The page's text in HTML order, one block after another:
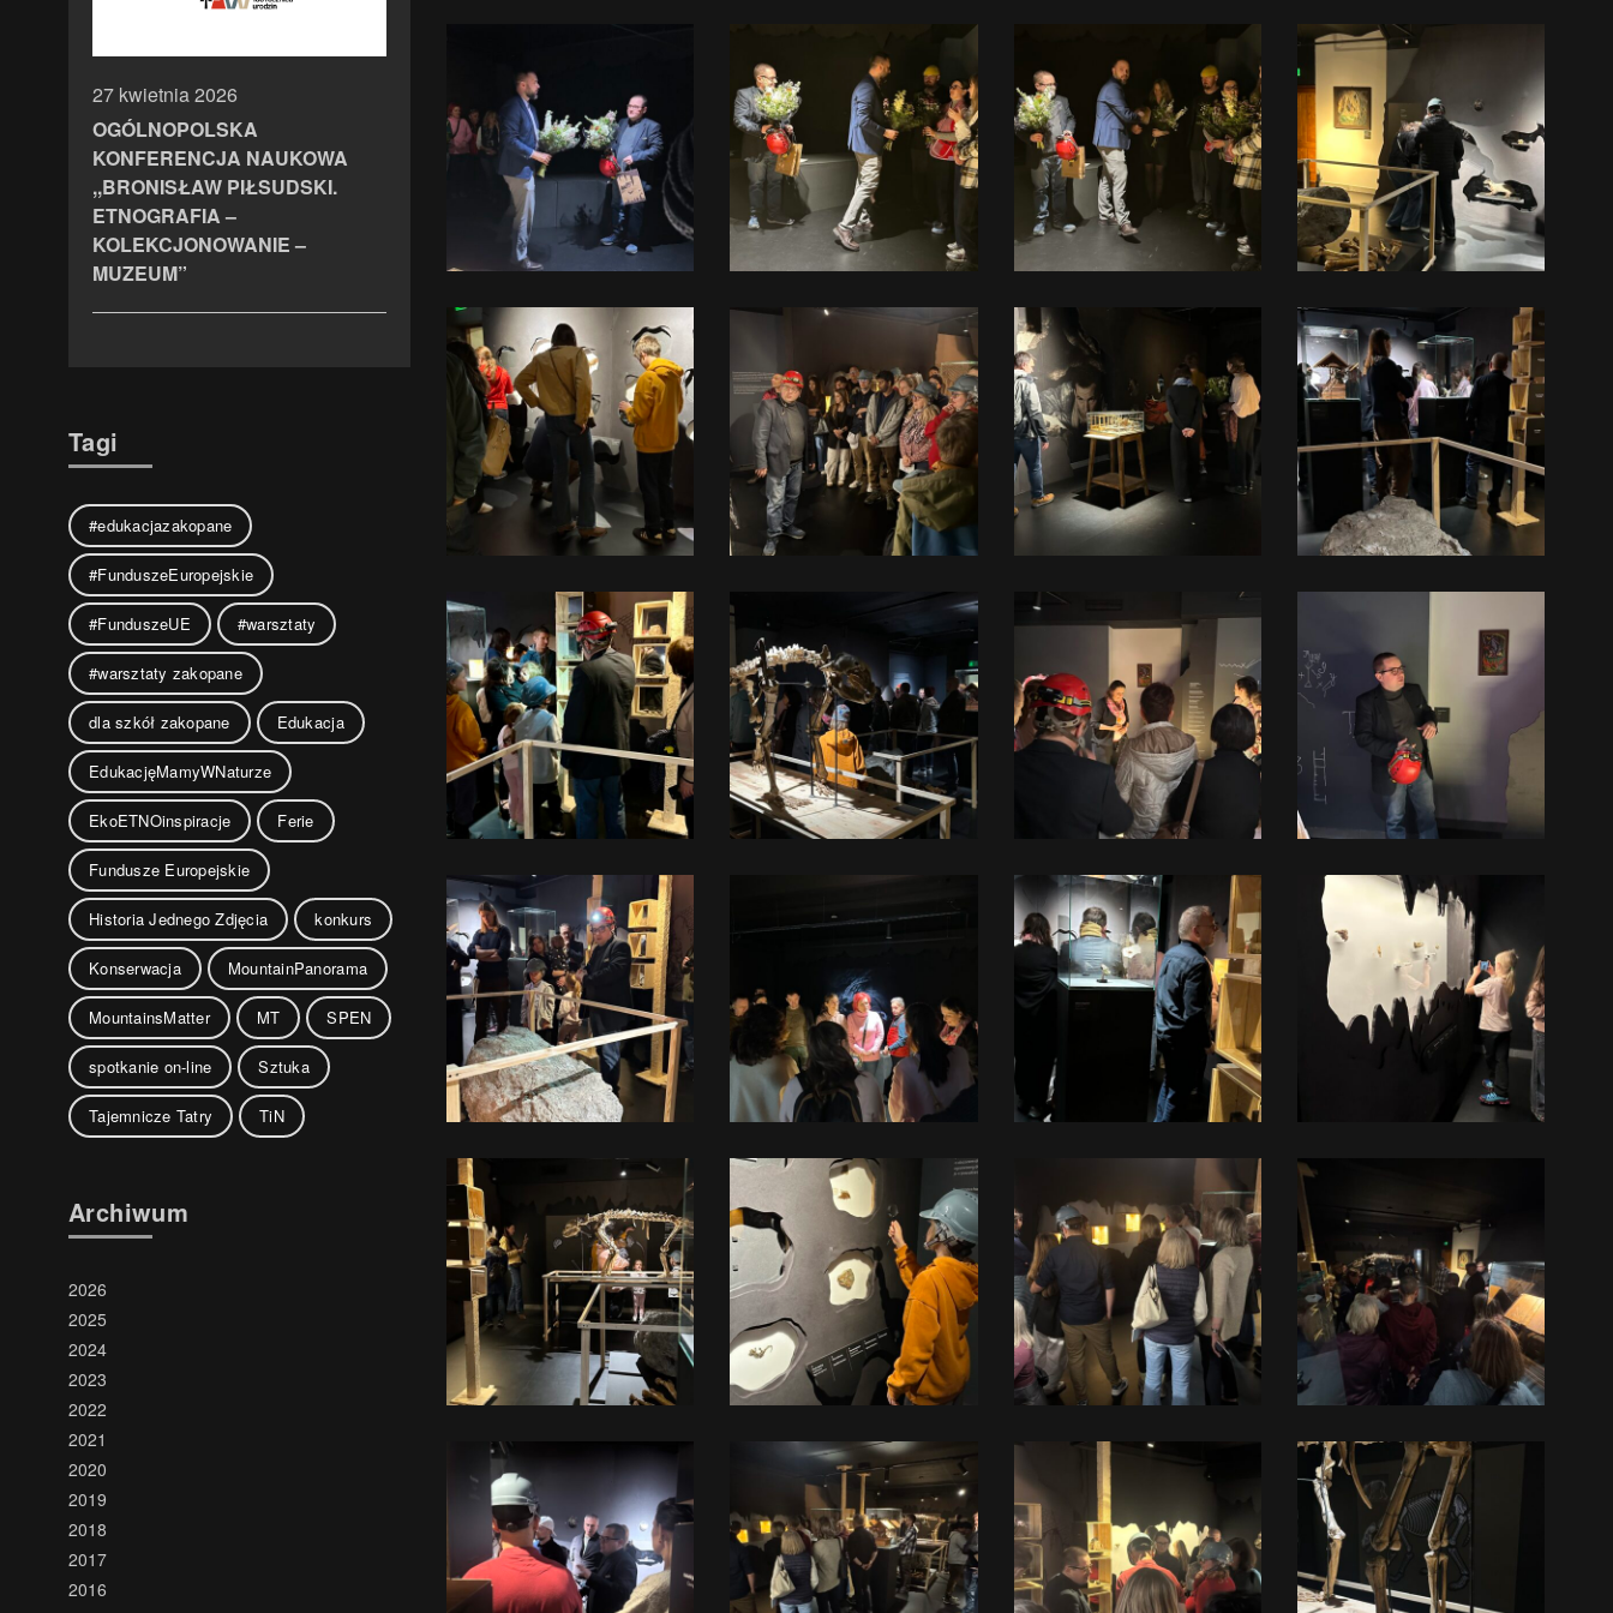
27 kwietnia 2026
OGÓLNOPOLSKA
KONFERENCJA NAUKOWA
,,BRONISŁAW PIŁSUDSKI.
ETNOGRAFIA –
KOLEKCJONOWANIE –
MUZEUM”
Tagi
#edukacjazakopane
#FunduszeEuropejskie
#FunduszeUE #warsztaty
#warsztaty zakopane
dla szkół zakopane Edukacja
EdukacjęMamyWNaturze
EkoETNOinspiracje Ferie
Fundusze Europejskie
Historia Jednego Zdjęcia konkurs
Konserwacja MountainPanorama
MountainsMatter MT SPEN
spotkanie on-line Sztuka
Tajemnicze Tatry TiN
Archiwum
2026
2025
2024
2023
2022
2021
2020
2019
2018
2017
2016